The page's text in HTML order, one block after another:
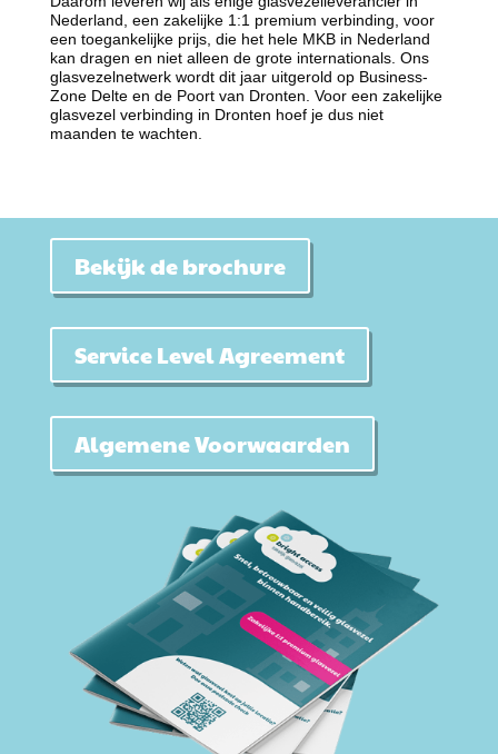
Nederland, een zakelijke 1:1 premium verbinding, voor
een toegankelijke prijs, die het hele MKB in Nederland
kan dragen en niet alleen de grote internationals. Ons
glasvezelnetwerk wordt dit jaar uitgerold op Business-
Zone Delte en de Poort van Dronten. Voor een zakelijke
glasvezel verbinding in Dronten hoef je dus niet
maanden te wachten.
Bekijk de brochure
Service Level Agreement
Algemene Voorwaarden